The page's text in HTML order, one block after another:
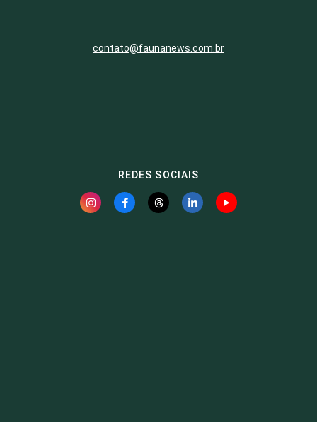
contato@faunanews.com.br
REDES SOCIAIS